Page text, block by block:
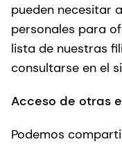
pueden necesitar
personales para
lista de nuestras
consultarse en el
Acceso de otras
Podemos